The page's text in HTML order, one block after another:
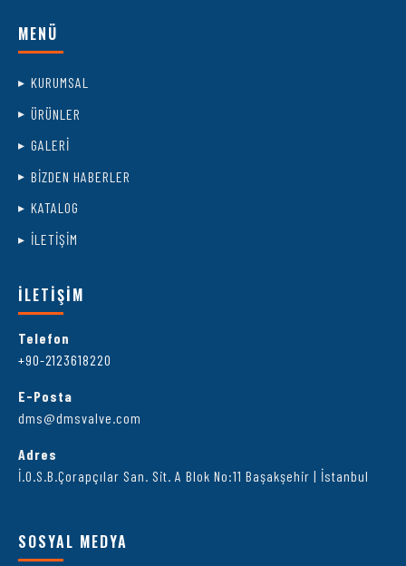
MENÜ
KURUMSAL
ÜRÜNLER
GALERİ
BİZDEN HABERLER
KATALOG
İLETİŞİM
İLETİŞİM
Telefon
+90-2123618220
E-Posta
dms@dmsvalve.com
Adres
İ.O.S.B.Çorapçılar San. Sit. A Blok No:11 Başakşehir | İstanbul
SOSYAL MEDYA